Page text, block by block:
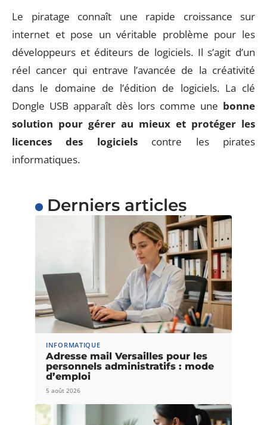
Le piratage connaît une rapide croissance sur
internet et pose un véritable problème pour les
développeurs et éditeurs de logiciels. Il s’agit d’un
réel cancer qui entrave l’avancée de la créativité
dans le domaine de l’édition de logiciels. La clé
Dongle USB apparaît dès lors comme une bonne
solution pour gérer au mieux et protéger les
licences des logicielscontre les pirates
informatiques.
Derniers articles
INFORMATIQUE
Adresse mail Versailles pour les
personnels administratifs : mode
d’emploi
5 août 2026